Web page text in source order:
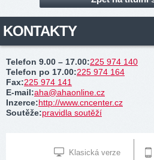
KONTAKTY
Telefon 9.00 – 17.00:225 974 140
Telefon po 17.00:225 974 164
Fax:225 974 141
E-mail:aha@ahaonline.cz
Inzerce:http://www.cncenter.cz
Soutěže:pravidla soutěží
Klasická verze